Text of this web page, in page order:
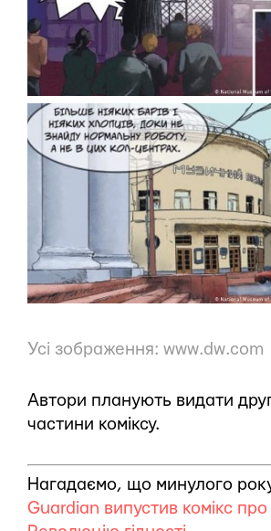
Усі зображення: www.dw.com
Автори планують видати
частини коміксу.
Нагадаємо, що минулого
Guardian випустив комікс про